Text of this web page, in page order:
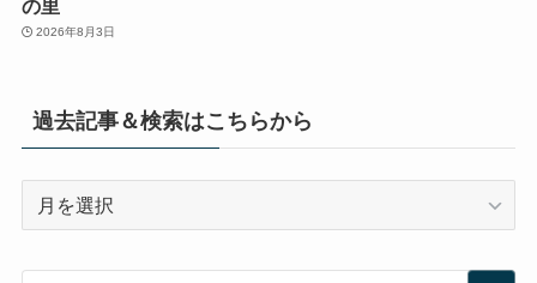
の里
2026年8月3日
過去記事＆検索はこちらから